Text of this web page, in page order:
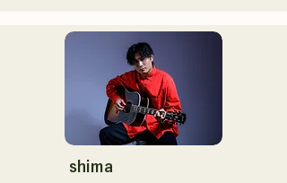
もゴールデンブザーを獲得
した、ノボせもんなべの応
援歌「ゴールデンブザー」
や、アメリカ留学時代の心
友とコライトした本格的カ
ントリーソング「Life Goes
それらの楽曲を揃えた自身
ユニット
コロナ禍に入り、音楽で山
口県を盛り上げたいという
思いからユニットを始動。
当初は動画配信サイトでの
活動のみだったが、2020年
12月より、山口県の地元イ
shima